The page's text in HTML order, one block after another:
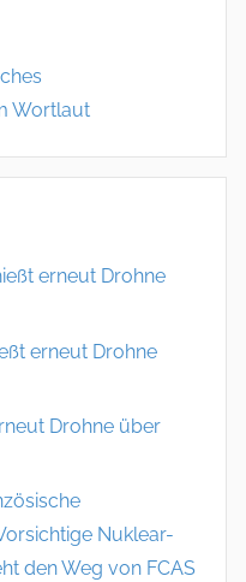
Wortlaut
erneut Drohne
erneut Drohne
Drohne über
Nuklear-
den Weg von FCAS